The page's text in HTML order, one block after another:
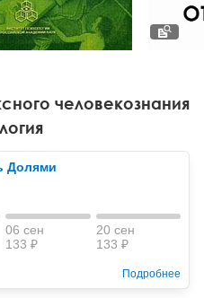
атаки
гипноз и НЛП
психология
человекознания
Долями
06 сен
133 ₽
20 сен
133 ₽
Подробнее